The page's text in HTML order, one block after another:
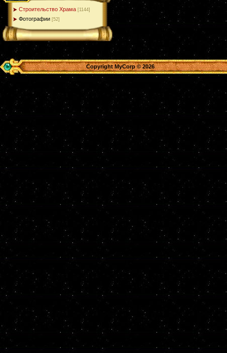
Строительство Храма [1144]
Фотографии [52]
Copyright MyCorp © 2026